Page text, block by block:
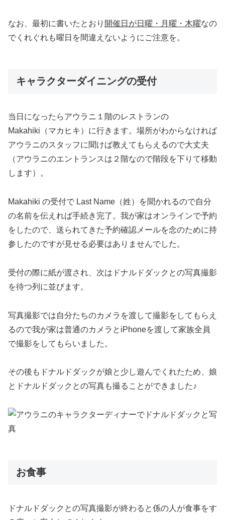
なお、最初に書いたとおり 開催日が日曜・月曜・木曜なの
でくれぐれも曜日を間違えないようにご注意を。
キャラクターダイニングの受付
当日になったらアウラニ１階のレストランの
Makahiki（マカヒキ）に行きます。場所がわからなければ
アウラニのスタッフに聞けば教えてもらえるので大丈夫
（アウラニのエントランスは２階なので階段を下りて移動
します）。
Makahiki の受付で Last Name（姓）を聞かれるので自分
の名前を伝えれば手続き完了。我が家はオンラインで予約
をしたので、送られてきた予約確認メールを念のために持
参したのですが見せる必要はありませんでした。
受付の際に紙が渡され、次はドナルドダックとの写真撮影
を待つ列に並びます。
写真撮影では自分たちのカメラを渡して撮影をしてもらえ
るので我が家は普通のカメラとiPhoneを渡して家族全員
で撮影をしてもらいました。
その後もドナルドダックが娘と少し遊んでくれたため、娘
とドナルドダックとの写真も撮ることができました♪
お食事
ドナルドダックとの写真撮影が終わると係の人が食事をす